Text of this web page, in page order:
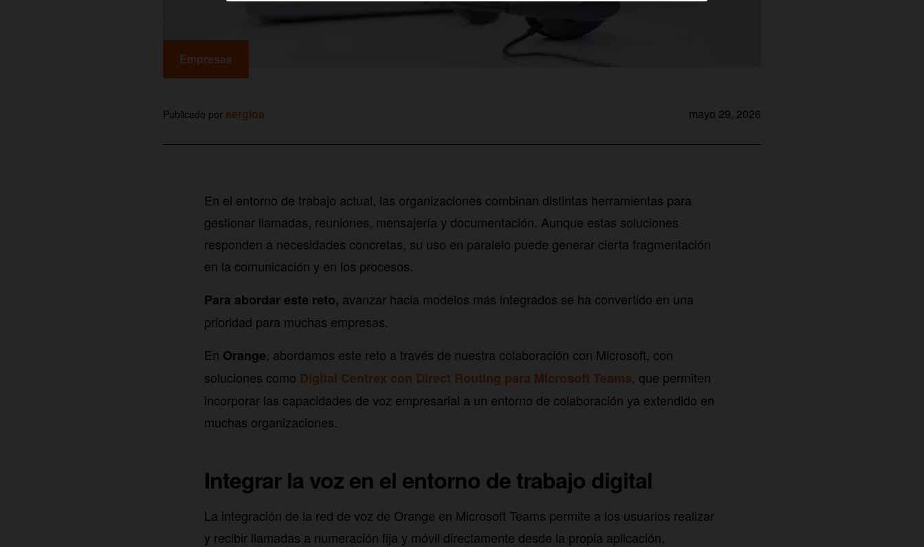
Empresas
Publicado por sergioa mayo 29, 2026
En el entorno de trabajo actual, las organizaciones combinan distintas herramientas para
gestionar llamadas, reuniones, mensajería y documentación. Aunque estas soluciones
responden a necesidades concretas, su uso en paralelo puede generar cierta fragmentación
en la comunicación y en los procesos.
Para abordar este reto, avanzar hacia modelos más integrados se ha convertido en una
prioridad para muchas empresas.
En Orange, abordamos este reto a través de nuestra colaboración con Microsoft, con
soluciones como Digital Centrex con Direct Routing para Microsoft Teams, que permiten
incorporar las capacidades de voz empresarial a un entorno de colaboración ya extendido en
muchas organizaciones.
Integrar la voz en el entorno de trabajo digital
La integración de la red de voz de Orange en Microsoft Teams permite a los usuarios realizar
y recibir llamadas a numeración fija y móvil directamente desde la propia aplicación,